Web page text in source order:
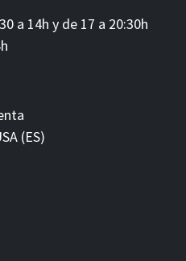
a 14h y de 17 a 20:30h
(ES)